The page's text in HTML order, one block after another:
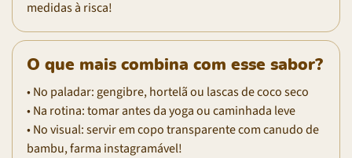
medidas à risca!
O que mais combina com esse sabor?
• No paladar: gengibre, hortelã ou lascas de coco seco
• Na rotina: tomar antes da yoga ou caminhada leve
• No visual: servir em copo transparente com canudo de
bambu, farma instagramável!